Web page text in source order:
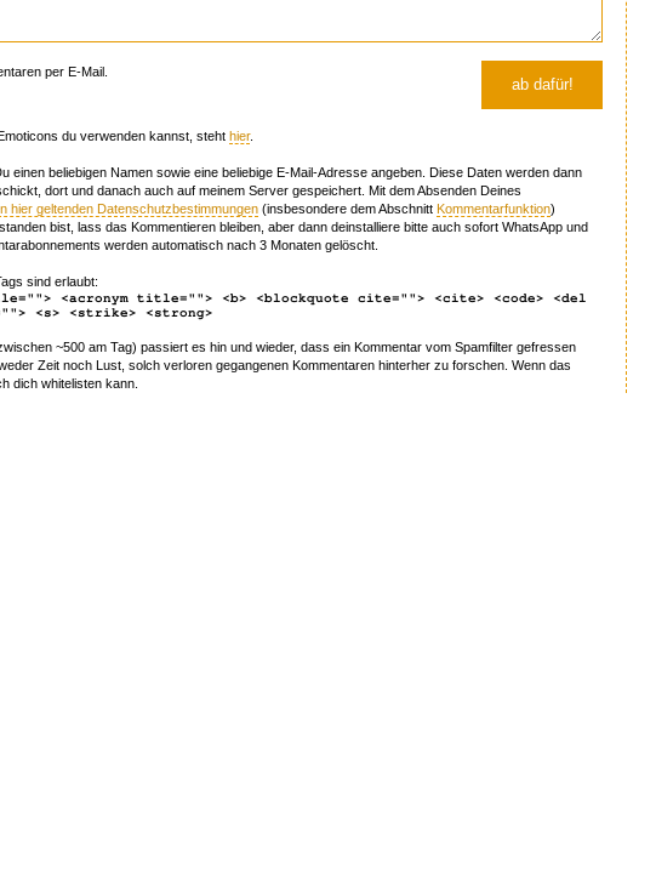
per E-Mail.
Emoticons du verwenden kannst, steht hier.
einen beliebigen Namen sowie eine beliebige E-Mail-Adresse angeben. Diese Daten werden dann
dort und danach auch auf meinem Server gespeichert. Mit dem Absenden Deines
hier geltenden Datenschutzbestimmungen (insbesondere dem Abschnitt Kommentarfunktion)
bist, lass das Kommentieren bleiben, aber dann deinstalliere bitte auch sofort WhatsApp und
werden automatisch nach 3 Monaten gelöscht.
sind erlaubt:
<acronym title=""> <b> <blockquote cite=""> <cite> <code> <del
<s> <strike> <strong>
~500 am Tag) passiert es hin und wieder, dass ein Kommentar vom Spamfilter gefressen
Zeit noch Lust, solch verloren gegangenen Kommentaren hinterher zu forschen. Wenn das
dich whitelisten kann.